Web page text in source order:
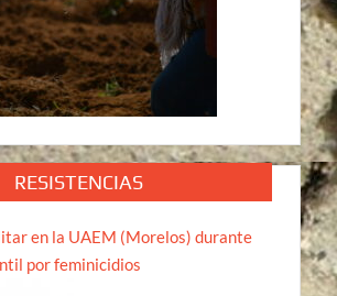
RESISTENCIAS
en la UAEM (Morelos) durante
por feminicidios